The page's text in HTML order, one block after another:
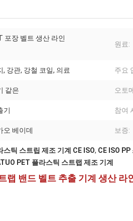
포장 벨트 생산 라인
원료:
, 강관, 강철 코일, 의료 주요
같은 오토
기 참여
오 베이데 보증:
스틱 스트립 제조 기계 CE ISO, CE ISO
PET 플라스틱 스트랩 제조 기계
랩 밴드 벨트 추출 기계 생산 라